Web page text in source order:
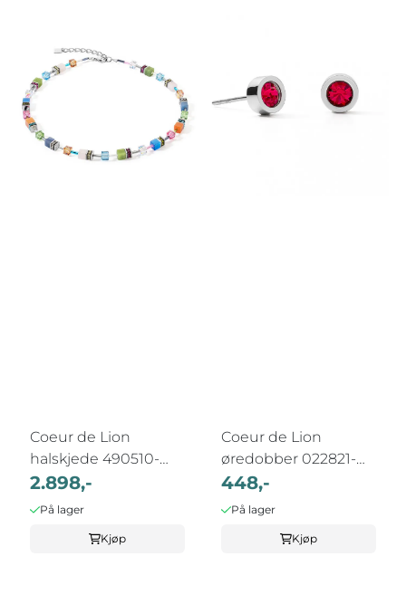
Coeur de Lion
halskjede 490510-
1583
2.898,-
På lager
Kjøp
Coeur de Lion
øredobber 022821-
0317
448,-
På lager
Kjøp